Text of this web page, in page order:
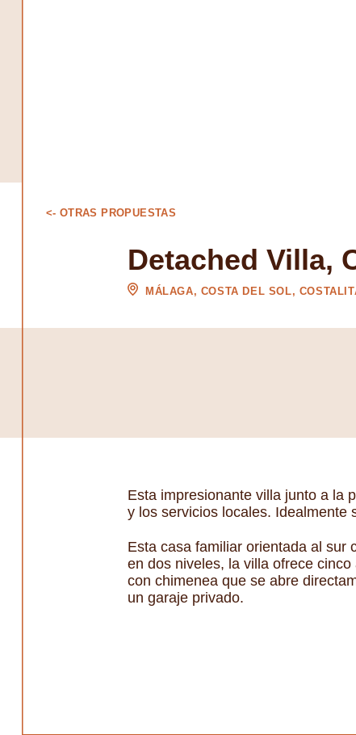
<- OTRAS PROPUESTAS
Detached Villa,
MÁLAGA, COSTA DEL SOL,
Esta impresionante villa junto a la
y los servicios locales. Idealmente
Esta casa familiar orientada al sur
en dos niveles, la villa ofrece
con chimenea que se abre
un garaje privado.